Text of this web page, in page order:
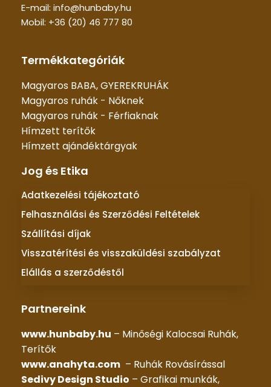
E-mail: info@hunbaby.hu
Mobil: +36 (20) 46 777 80
Termékkategóriák
Magyaros BABA, GYEREKRUHÁK
Magyaros ruhák - Nőknek
Magyaros ruhák - Férfiaknak
Hímzett terítők
Hímzett ajándéktárgyak
Jog és Etika
Adatkezelési tájékoztató
Felhasználási és Szerződési Feltételek
Szállítási díjak
Visszatérítési és visszaküldési szabályzat
Elállás a szerződéstől
Partnereink
www.hunbaby.hu – Minőségi Kalocsai Ruhák,
Terítők
www.anahyta.com – Ruhák Rovásírással
Sedivy Design Studio – Grafikai munkák,